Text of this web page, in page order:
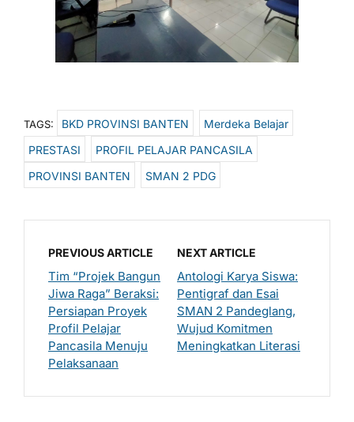
TAGS: BKD PROVINSI BANTEN
Merdeka Belajar
PRESTASI
PROFIL PELAJAR PANCASILA
PROVINSI BANTEN
SMAN 2 PDG
PREVIOUS ARTICLE
Tim “Projek Bangun
Jiwa Raga” Beraksi:
Persiapan Proyek
Profil Pelajar
Pancasila Menuju
Pelaksanaan
NEXT ARTICLE
Antologi Karya Siswa:
Pentigraf dan Esai
SMAN 2 Pandeglang,
Wujud Komitmen
Meningkatkan Literasi